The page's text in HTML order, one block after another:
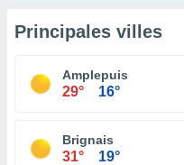
Principales villes
Amplepuis
29° 16°
Brignais
31° 19°